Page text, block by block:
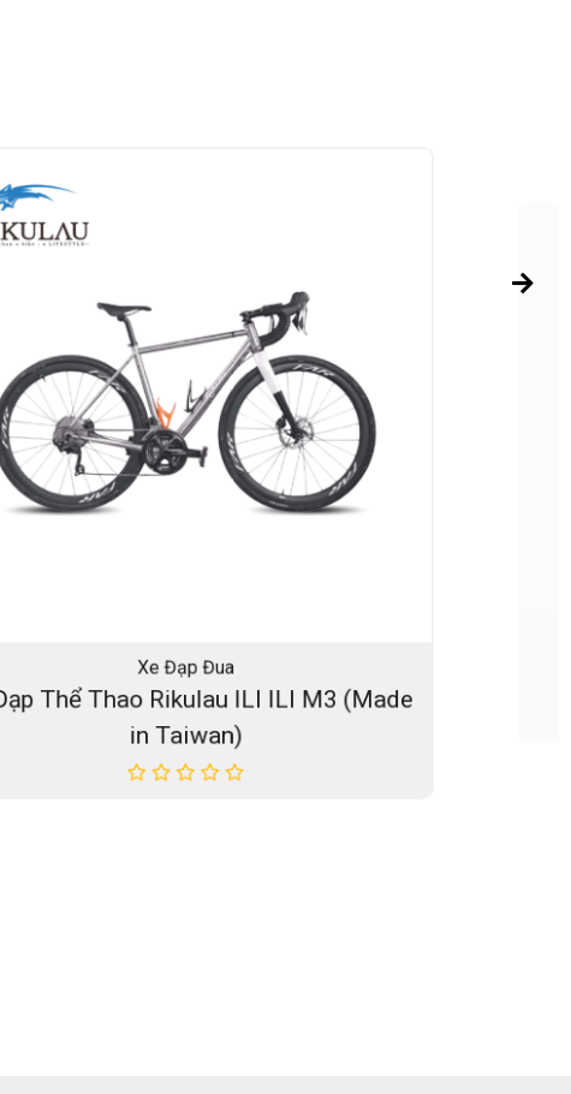
Xe Đạp MINI Nhật MAMORU CITY 20
Inches